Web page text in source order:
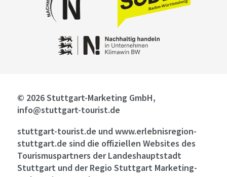
© 2026 Stuttgart-Marketing GmbH,
info@stuttgart-tourist.de
stuttgart-tourist.de und www.erlebnisregion-
stuttgart.de sind die offiziellen Websites des
Tourismuspartners der Landeshauptstadt
Stuttgart und der Regio Stuttgart Marketing-